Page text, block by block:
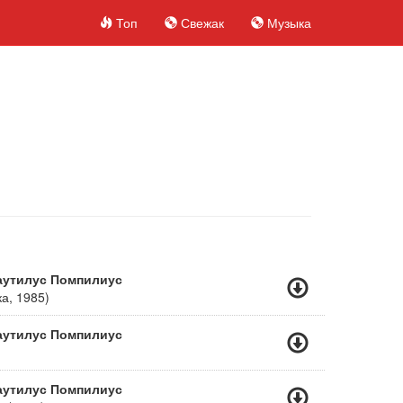
Топ Свежак Музыка
Помпилиус
1985)
Помпилиус
Помпилиус